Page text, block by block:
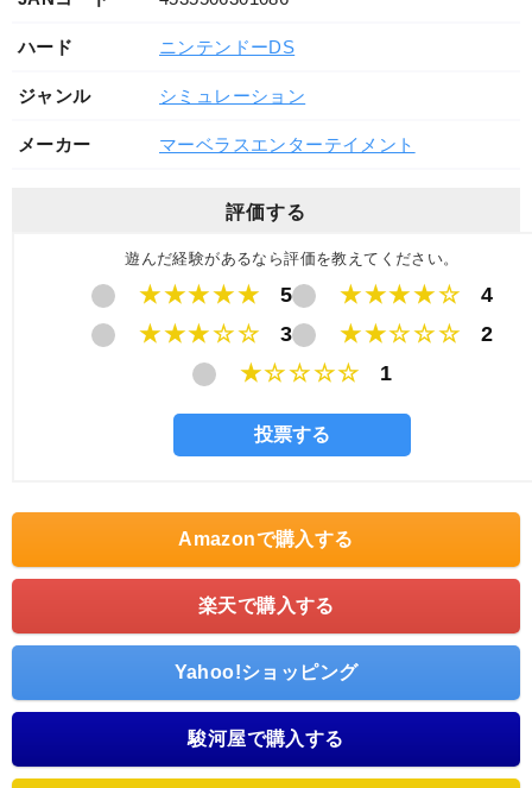
ハード ニンテンドーDS
ジャンル シミュレーション
メーカー マーベラスエンターテイメント
評価する
遊んだ経験があるなら評価を教えてください。
★★★★★ 5 ★★★★☆
4
★★★☆☆
3 ★★☆☆☆
2
★☆☆☆☆
1
Amazonで購入する
楽天で購入する
Yahoo!ショッピング
駿河屋で購入する